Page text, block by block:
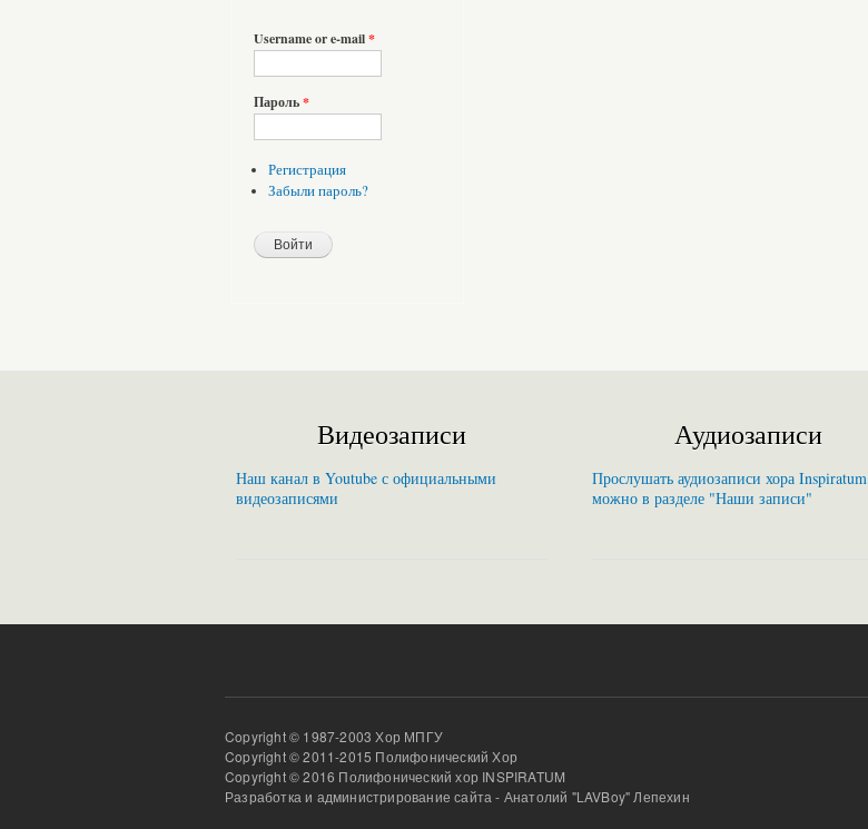
Username or e-mail*
Пароль*
Регистрация
Забыли пароль?
Видеозаписи
Наш канал в Youtube с официальными
видеозаписями
Аудиозаписи
Прослушать аудиозаписи хора Inspiratum
можно в разделе "Наши записи"
Copyright © 1987-2003 Хор МПГУ
Copyright © 2011-2015 Полифонический Хор
Copyright © 2016 Полифонический хор INSPIRATUM
Разработка и администрирование сайта - Анатолий "LAVBoy" Лепехин